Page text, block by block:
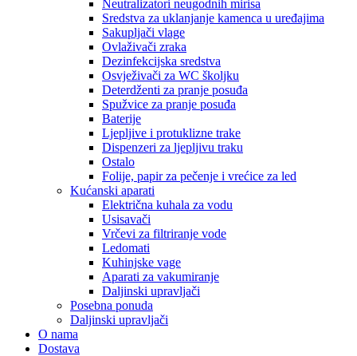
Neutralizatori neugodnih mirisa
Sredstva za uklanjanje kamenca u uređajima
Sakupljači vlage
Ovlaživači zraka
Dezinfekcijska sredstva
Osvježivači za WC školjku
Deterdženti za pranje posuđa
Spužvice za pranje posuđa
Baterije
Ljepljive i protuklizne trake
Dispenzeri za ljepljivu traku
Ostalo
Folije, papir za pečenje i vrećice za led
Kućanski aparati
Električna kuhala za vodu
Usisavači
Vrčevi za filtriranje vode
Ledomati
Kuhinjske vage
Aparati za vakumiranje
Daljinski upravljači
Posebna ponuda
Daljinski upravljači
O nama
Dostava